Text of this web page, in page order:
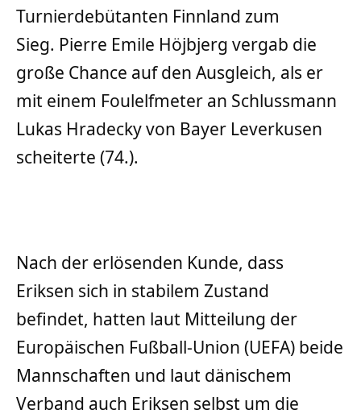
Turnierdebütanten Finnland zum
Sieg. Pierre Emile Höjbjerg vergab die
große Chance auf den Ausgleich, als er
mit einem Foulelfmeter an Schlussmann
Lukas Hradecky von Bayer Leverkusen
scheiterte (74.).
Nach der erlösenden Kunde, dass
Eriksen sich in stabilem Zustand
befindet, hatten laut Mitteilung der
Europäischen Fußball-Union (UEFA) beide
Mannschaften und laut dänischem
Verband auch Eriksen selbst um die